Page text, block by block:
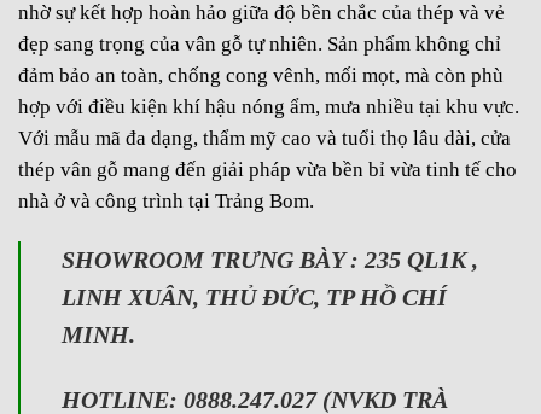
nhờ sự kết hợp hoàn hảo giữa độ bền chắc của thép và vẻ
đẹp sang trọng của vân gỗ tự nhiên. Sản phẩm không chỉ
đảm bảo an toàn, chống cong vênh, mối mọt, mà còn phù
hợp với điều kiện khí hậu nóng ẩm, mưa nhiều tại khu vực.
Với mẫu mã đa dạng, thẩm mỹ cao và tuổi thọ lâu dài, cửa
thép vân gỗ mang đến giải pháp vừa bền bỉ vừa tinh tế cho
nhà ở và công trình tại Trảng Bom.
SHOWROOM TRƯNG BÀY : 235 QL1K ,
LINH XUÂN, THỦ ĐỨC, TP HỒ CHÍ
MINH.
HOTLINE: 0888.247.027 (NVKD TRÀ